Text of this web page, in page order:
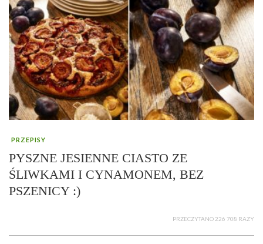
PRZEPISY
PYSZNE JESIENNE CIASTO ZE
ŚLIWKAMI I CYNAMONEM, BEZ
PSZENICY :)
PRZECZYTANO 226 708 RAZY